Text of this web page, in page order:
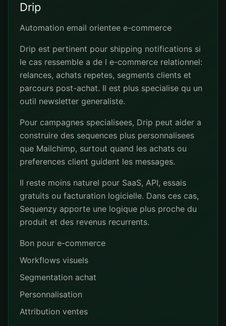
Drip
Automation email orientee e-commerce
Drip est pertinent pour shipping notifications si
le cas ressemble a de l e-commerce relationnel:
relances, achats repetes, segments clients et
parcours post-achat. Il est plus specialise qu un
outil newsletter generaliste.
Pour campagnes specialisees, Drip peut aider a
construire des sequences plus personnalisees
que Mailchimp, surtout quand les achats ou
preferences client guident les messages.
Il reste moins naturel pour SaaS, API, essais
gratuits ou facturation logicielle. Dans ces cas,
Sequenzy apporte une logique plus proche du
produit et des revenus recurrents.
Bon pour e-commerce
Workflows visuels
Segmentation achat
Personnalisation
Attribution ventes